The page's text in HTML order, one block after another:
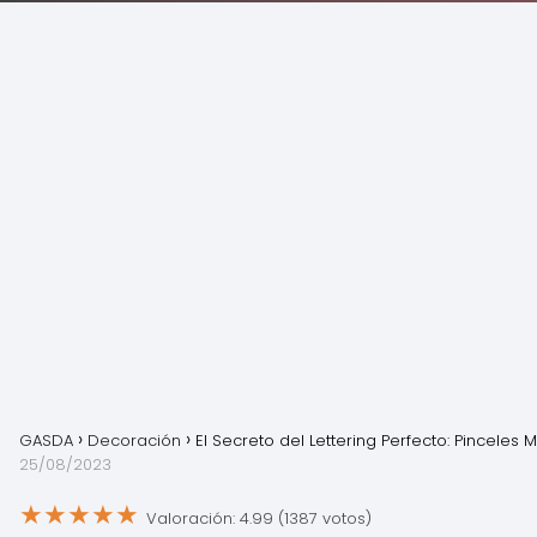
GASDA Decoración
El Secreto del Lettering Perfecto: Pinceles
25/08/2023
★★★★★ Valoración: 4.99 (1387 votos)